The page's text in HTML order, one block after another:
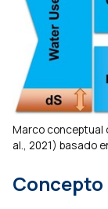
Marco conceptual
al., 2021) basado
Concepto